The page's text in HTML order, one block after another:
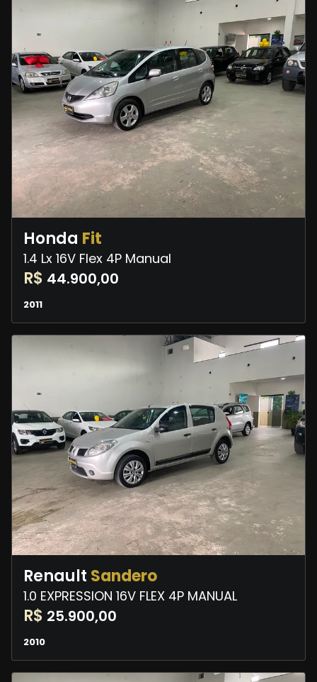
Honda Fit
1.4 Lx 16V Flex 4P Manual
R$ 44.900,00
2011
Renault Sandero
1.0 EXPRESSION 16V FLEX 4P MANUAL
R$ 25.900,00
2010